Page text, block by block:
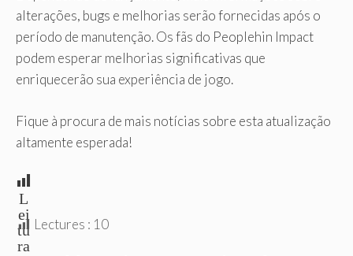
alterações, bugs e melhorias serão fornecidas após o
período de manutenção. Os fãs do Peoplehin Impact
podem esperar melhorias significativas que
enriquecerão sua experiência de jogo.
Fique à procura de mais notícias sobre esta atualização
altamente esperada!
L
ei
tu
ra
Lectures : 10